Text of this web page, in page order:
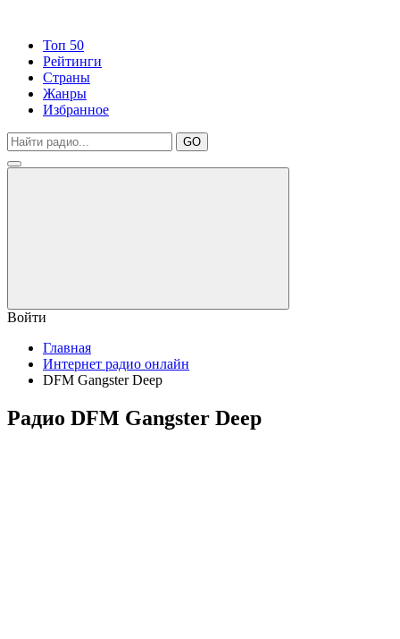
Топ 50
Рейтинги
Страны
Жанры
Избранное
GO
Войти
Главная
Интернет радио онлайн
DFM Gangster Deep
Радио DFM Gangster Deep